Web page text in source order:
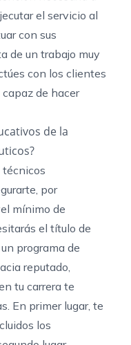
el servicio al
con sus
de un trabajo muy
con los clientes
capaz de hacer
de la
técnicos
por
mínimo de
el título de
programa de
reputado,
tu carrera te
En primer lugar, te
los